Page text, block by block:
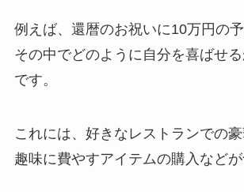
例えば、還暦のお祝いに10万円の予
その中でどのように自分を喜ばせ
です。
これには、好きなレストランでの豪
趣味に費やすアイテムの購入などが